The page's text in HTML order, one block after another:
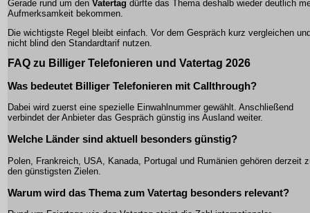
Gerade rund um den Vatertag dürfte das Thema deshalb wieder deutlich
Aufmerksamkeit bekommen.
Die wichtigste Regel bleibt einfach. Vor dem Gespräch kurz vergleichen
nicht blind den Standardtarif nutzen.
FAQ zu Billiger Telefonieren und Vatertag 2026
Was bedeutet Billiger Telefonieren mit Callthrough?
Dabei wird zuerst eine spezielle Einwahlnummer gewählt. Anschließend
verbindet der Anbieter das Gespräch günstig ins Ausland weiter.
Welche Länder sind aktuell besonders günstig?
Polen, Frankreich, USA, Kanada, Portugal und Rumänien gehören derzeit
den günstigsten Zielen.
Warum wird das Thema zum Vatertag besonders relevant?